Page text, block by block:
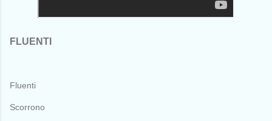
FLUENTI
Fluenti
Scorrono